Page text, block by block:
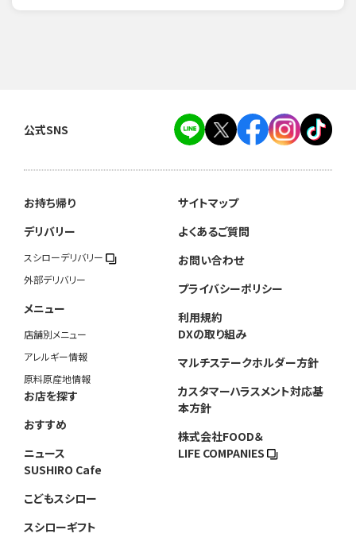
公式SNS
お持ち帰り
デリバリー
スシローデリバリー
外部デリバリー
メニュー
店舗別メニュー
アレルギー情報
原料原産地情報
お店を探す
おすすめ
ニュース
SUSHIRO Cafe
こどもスシロー
スシローギフト
サイトマップ
よくあるご質問
お問い合わせ
プライバシーポリシー
利用規約
DXの取り組み
マルチステークホルダー方針
カスタマーハラスメント対応基
本方針
株式会社FOOD＆
LIFE COMPANIES